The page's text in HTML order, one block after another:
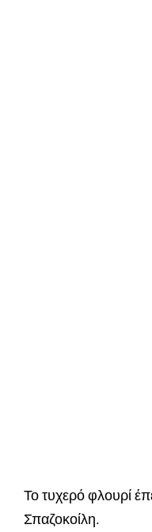
Το τυχερό φλουρί
Σπαζοκοίλη.